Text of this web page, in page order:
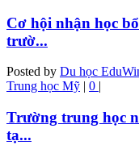
Cơ hội nhận học
trườ...
Posted by Du học
Trung học Mỹ
0
Trường trung học
tạ...